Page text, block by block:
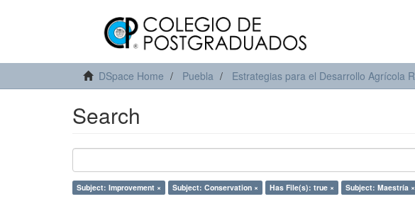
DSpace Home Puebla Estrategias para el Desarrollo Agrícola
Search
Subject: Improvement × Subject: Conservation × Has File(s): true × Subject: Maestría ×